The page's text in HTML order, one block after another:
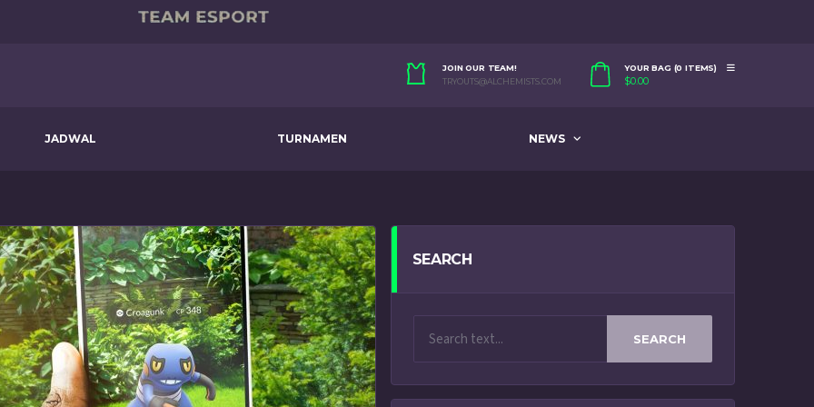
JOIN OUR TEAM!
TRYOUTS@ALCHEMISTS.COM
YOUR BAG (0 ITEMS)
$0.00
JADWAL TURNAMEN NEWS
SEARCH
SEARCH